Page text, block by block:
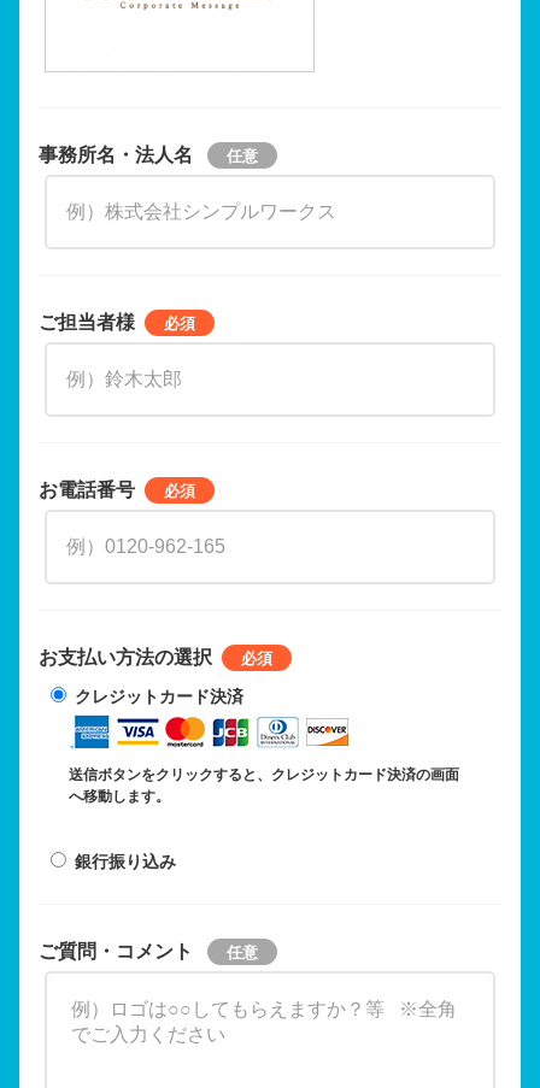
事務所名・法人名
ご担当者様
お電話番号
お支払い方法の選択
クレジットカード決済
送信ボタンをクリックすると、クレジットカード決済の画面
へ移動します。
銀行振り込み
ご質問・コメント